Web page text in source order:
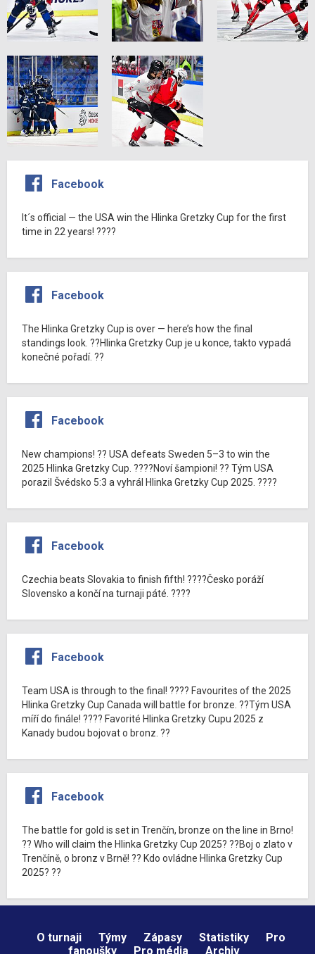
Facebook
It´s official — the USA win the Hlinka Gretzky Cup for the first
time in 22 years! ????
Facebook
The Hlinka Gretzky Cup is over — here’s how the final
standings look. ??Hlinka Gretzky Cup je u konce, takto vypadá
konečné pořadí. ??
Facebook
New champions! ?? USA defeats Sweden 5–3 to win the
2025 Hlinka Gretzky Cup. ????Noví šampioni! ?? Tým USA
porazil Švédsko 5:3 a vyhrál Hlinka Gretzky Cup 2025. ????
Facebook
Czechia beats Slovakia to finish fifth! ????Česko poráží
Slovensko a končí na turnaji páté. ????
Facebook
Team USA is through to the final! ???? Favourites of the 2025
Hlinka Gretzky Cup Canada will battle for bronze. ??Tým USA
míří do finále! ???? Favorité Hlinka Gretzky Cupu 2025 z
Kanady budou bojovat o bronz. ??
Facebook
The battle for gold is set in Trenčín, bronze on the line in Brno!
?? Who will claim the Hlinka Gretzky Cup 2025? ??Boj o zlato v
Trenčíně, o bronz v Brně! ?? Kdo ovládne Hlinka Gretzky Cup
2025? ??
O turnaji Týmy Zápasy Statistiky
Pro
fanoušky
Pro média Archiv